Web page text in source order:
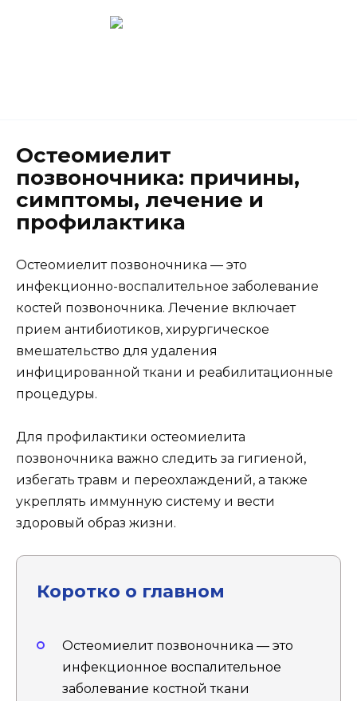
Остеомиелит
позвоночника: причины,
симптомы, лечение и
профилактика
Остеомиелит позвоночника — это
инфекционно-воспалительное заболевание
костей позвоночника. Лечение включает
прием антибиотиков, хирургическое
вмешательство для удаления
инфицированной ткани и реабилитационные
процедуры.
Для профилактики остеомиелита
позвоночника важно следить за гигиеной,
избегать травм и переохлаждений, а также
укреплять иммунную систему и вести
здоровый образ жизни.
Коротко о главном
Остеомиелит позвоночника — это
инфекционное воспалительное
заболевание костной ткани